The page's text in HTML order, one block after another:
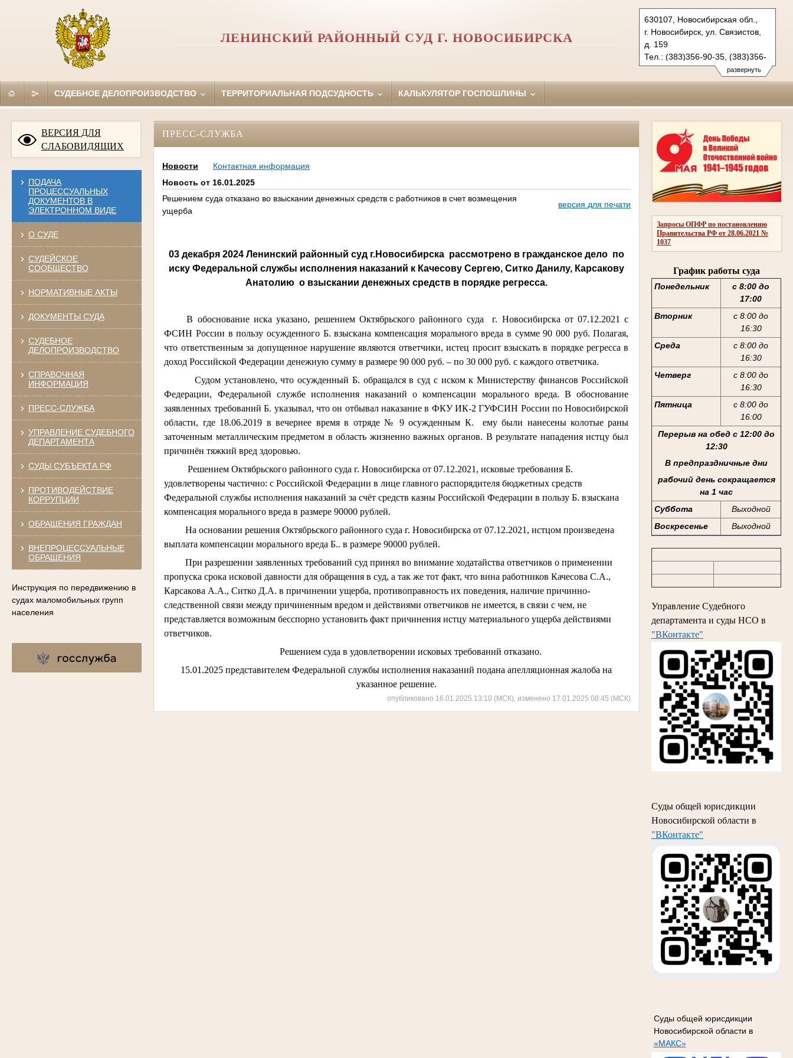
развернуть
630107, Новосибирская обл.,
г. Новосибирск, ул. Связистов,
д. 159
Тел.: (383)356-90-35, (383)356-
90-36 (ф.)
leninsky.nsk@sudrf.ru
ЛЕНИНСКИЙ РАЙОННЫЙ СУД Г. НОВОСИБИРСКА
СУДЕБНОЕ ДЕЛОПРОИЗВОДСТВО ТЕРРИТОРИАЛЬНАЯ ПОДСУДНОСТЬ КАЛЬКУЛЯТОР ГОСПОШЛИНЫ
ВЕРСИЯ ДЛЯ
СЛАБОВИДЯЩИХ
ПОДАЧА
ПРОЦЕССУАЛЬНЫХ
ДОКУМЕНТОВ В
ЭЛЕКТРОННОМ ВИДЕ
О СУДЕ
СУДЕЙСКОЕ
СООБЩЕСТВО
НОРМАТИВНЫЕ АКТЫ
ДОКУМЕНТЫ СУДА
СУДЕБНОЕ
ДЕЛОПРОИЗВОДСТВО
СПРАВОЧНАЯ
ИНФОРМАЦИЯ
ПРЕСС-СЛУЖБА
УПРАВЛЕНИЕ СУДЕБНОГО
ДЕПАРТАМЕНТА
СУДЫ СУБЪЕКТА РФ
ПРОТИВОДЕЙСТВИЕ
КОРРУПЦИИ
ОБРАЩЕНИЯ ГРАЖДАН
ВНЕПРОЦЕССУАЛЬНЫЕ
ОБРАЩЕНИЯ
Инструкция по передвижению в
судах маломобильных групп
населения
Запросы ОПФР по постановлению
Правительства РФ от 28.06.2021 №
1037
График работы суда
Понедельник
с 8:00 до
17:00
Вторник
с 8:00 до
16:30
Среда
с 8:00 до
16:30
Четверг
с 8:00 до
16:30
Пятница
с 8:00 до
16:00
Перерыв на обед с 12:00 до
12:30
В предпраздничные дни
рабочий день сокращается
на 1 час
Суббота
Выходной
Воскресенье
Выходной
Управление Судебного
департамента и суды НСО в
"ВКонтакте"
Суды общей юрисдикции
Новосибирской области в
"ВКонтакте"
Суды общей юрисдикции
Новосибирской области в
«МАКС»
ПРЕСС-СЛУЖБА
Новости
Контактная информация
Новость от 16.01.2025
Решением суда отказано во взыскании денежных средств с работников в счет возмещения
ущерба
версия для печати
03 декабря 2024 Ленинский районный суд г.Новосибирска рассмотрено в гражданское дело по
иску Федеральной службы исполнения наказаний к Качесову Сергею, Ситко Данилу, Карсакову
Анатолию о взыскании денежных средств в порядке регресса.
В обоснование иска указано, решением Октябрьского районного суда г. Новосибирска от 07.12.2021 с
ФСИН России в пользу осужденного Б. взыскана компенсация морального вреда в сумме 90 000 руб. Полагая,
что ответственным за допущенное нарушение являются ответчики, истец просит взыскать в порядке регресса в
доход Российской Федерации денежную сумму в размере 90 000 руб. – по 30 000 руб. с каждого ответчика.
Судом установлено, что осужденный Б. обращался в суд с иском к Министерству финансов Российской
Федерации, Федеральной службе исполнения наказаний о компенсации морального вреда. В обоснование
заявленных требований Б. указывал, что он отбывал наказание в ФКУ ИК-2 ГУФСИН России по Новосибирской
области, где 18.06.2019 в вечернее время в отряде № 9 осужденным К. ему были нанесены колотые раны
заточенным металлическим предметом в область жизненно важных органов. В результате нападения истцу был
причинён тяжкий вред здоровью.
Решением Октябрьского районного суда г. Новосибирска от 07.12.2021, исковые требования Б.
удовлетворены частично: с Российской Федерации в лице главного распорядителя бюджетных средств
Федеральной службы исполнения наказаний за счёт средств казны Российской Федерации в пользу Б. взыскана
компенсация морального вреда в размере 90000 рублей.
На основании решения Октябрьского районного суда г. Новосибирска от 07.12.2021, истцом произведена
выплата компенсации морального вреда Б.. в размере 90000 рублей.
При разрешении заявленных требований суд принял во внимание ходатайства ответчиков о применении
пропуска срока исковой давности для обращения в суд, а так же тот факт, что вина работников Качесова С.А.,
Карсакова А.А., Ситко Д.А. в причинении ущерба, противоправность их поведения, наличие причинно-
следственной связи между причиненным вредом и действиями ответчиков не имеется, в связи с чем, не
представляется возможным бесспорно установить факт причинения истцу материального ущерба действиями
ответчиков.
Решением суда в удовлетворении исковых требований отказано.
15.01.2025 представителемФедеральной службы исполнения наказаний подана апелляционная жалоба на
указанное решение.
опубликовано 16.01.2025 13:10 (МСК), изменено 17.01.2025 08:45 (МСК)